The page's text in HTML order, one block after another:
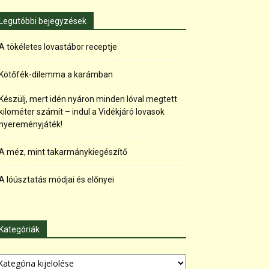
bejegyzések
tökéletes lovastábor receptje
dilemma a karámban
mert idén nyáron minden lóval megtett
számít – indul a Vidékjáró lovasok
méz, mint takarmánykiegészítő
lóúsztatás módjai és előnyei